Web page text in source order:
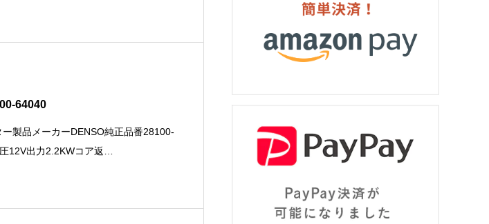
64040
製品メーカーDENSO純正品番28100-
12V出力2.2KWコア返…